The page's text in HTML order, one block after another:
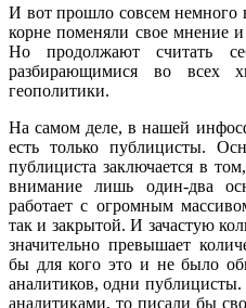
И вот прошло совсем немного
корне поменяли свое мнение
Но продолжают считать
разбирающимися во всех
геополитики.
На самом деле, в нашей
есть только публицисты.
публициста заключается в
внимание лишь один-два
работает с огромным
так и закрытой. И зачастую
значительно превышает
бы для кого это и не было
аналитиков, одни
аналитиками, то писали бы